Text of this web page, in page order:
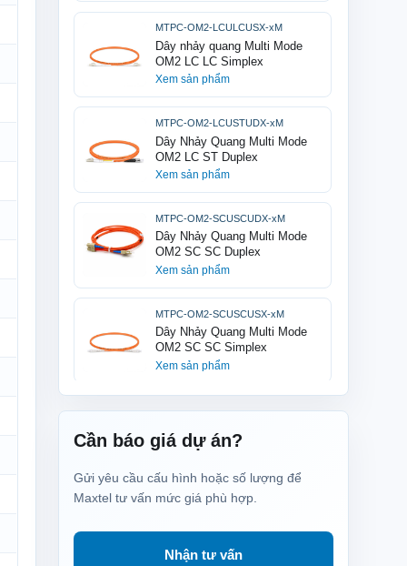
MTPC-OM2-LCULCUSX-xM
Dây nhảy quang Multi Mode
OM2 LC LC Simplex
Xem sản phẩm
MTPC-OM2-LCUSTUDX-xM
Dây Nhảy Quang Multi Mode
OM2 LC ST Duplex
Xem sản phẩm
MTPC-OM2-SCUSCUDX-xM
Dây Nhảy Quang Multi Mode
OM2 SC SC Duplex
Xem sản phẩm
MTPC-OM2-SCUSCUSX-xM
Dây Nhảy Quang Multi Mode
OM2 SC SC Simplex
Xem sản phẩm
MTPC-OM3-LCULCUDX-xM
OM3 LC LC Duplex
MTPC-OM3-SCULCUDX-xM
Xem sản phẩm
Cần báo giá dự án?
Gửi yêu cầu cấu hình hoặc số lượng để
Maxtel tư vấn mức giá phù hợp.
Nhận tư vấn